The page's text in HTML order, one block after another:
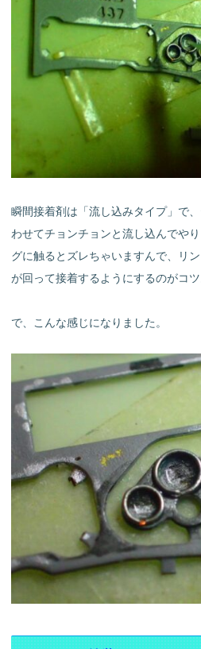
瞬間接着剤は「流し込みタイプ」で
わせてチョンチョンと流し込んでや
グに触るとズレちゃいますんで、リ
が回って接着するようにするのがコツ
で、こんな感じになりました。